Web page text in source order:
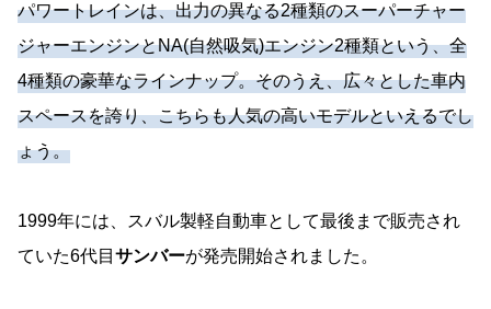
パワートレインは、出力の異なる2種類のスーパーチャー
ジャーエンジンとNA(自然吸気)エンジン2種類という、全
4種類の豪華なラインナップ。そのうえ、広々とした車内
スペースを誇り、こちらも人気の高いモデルといえるでし
ょう。
1999年には、スバル製軽自動車として最後まで販売され
ていた6代目 サンバーが発売開始されました。